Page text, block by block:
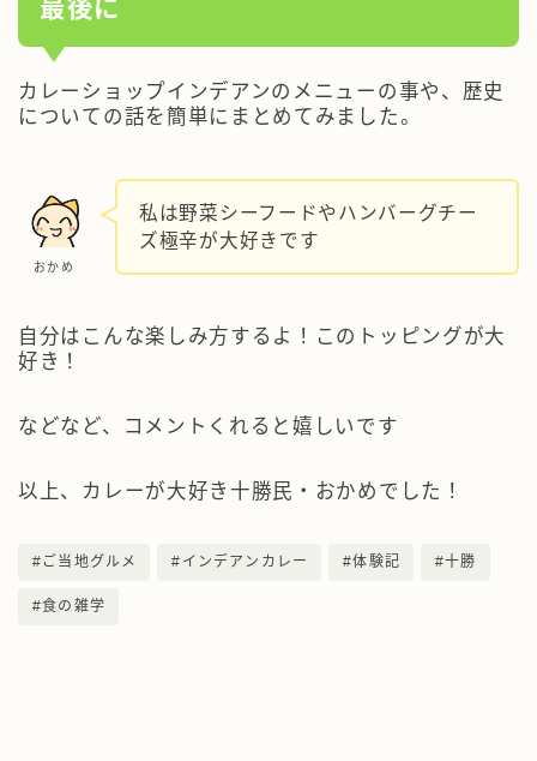
最後に
カレーショップインデアンのメニューの事や、歴史
についての話を簡単にまとめてみました。
おかめ
私は野菜シーフードやハンバーグチー
ズ極辛が大好きです
自分はこんな楽しみ方するよ！このトッピングが大
好き！
などなど、コメントくれると嬉しいです
以上、カレーが大好き十勝民・おかめでした！
#ご当地グルメ #インデアンカレー #体験記 #十勝
#食の雑学